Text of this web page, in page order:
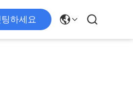
하세요